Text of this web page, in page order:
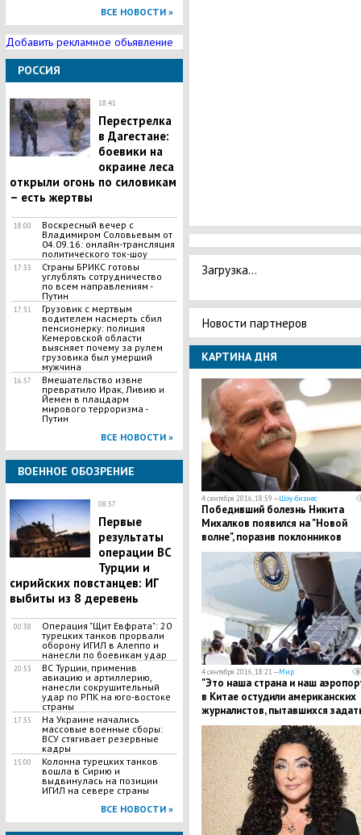
ВСЕ НОВОСТИ »
Добавить рекламное обьявление
РОССИЯ
18:41
Перестрелка
в Дагестане:
боевики на
окраине леса
открыли огонь по силовикам
– есть жертвы
18:00
Воскресный вечер с
Владимиром Соловьевым от
04.09.16: онлайн-трансляция
политического ток-шоу
17:33
Страны БРИКС готовы
углублять сотрудничество
по всем направлениям -
Путин
17:31
Грузовик с мертвым
водителем насмерть сбил
пенсионерку: полиция
Кемеровской области
выясняет почему за рулем
грузовика был умерший
мужчина
16:57
Вмешательство извне
превратило Ирак, Ливию и
Йемен в плацдарм
мирового терроризма -
Путин
ВСЕ НОВОСТИ »
ВОЕННОЕ ОБОЗРЕНИЕ
08:37
Первые
результаты
операции ВС
Турции и
сирийских повстанцев: ИГ
выбиты из 8 деревень
00:38
Операция "Щит Евфрата": 20
турецких танков прорвали
оборону ИГИЛ в Алеппо и
нанесли по боевикам удар
20:53
ВС Турции, применив
авиацию и артиллерию,
нанесли сокрушительный
удар по РПК на юго-востоке
страны
17:35
На Украине начались
массовые военные сборы:
ВСУ стягивает резервные
кадры
15:00
Колонна турецких танков
вошла в Сирию и
выдвинулась на позиции
ИГИЛ на севере страны
ВСЕ НОВОСТИ »
Загрузка...
Новости партнеров
КАРТИНА ДНЯ
4 сентября 2016, 18:59 —Шоу-бизнес
Победивший болезнь Никита
Михалков появился на "Новой
волне", поразив поклонников
прекрасным внешним видом
4 сентября 2016, 18:21 —Мир
"Это наша страна и наш
в Китае остудили американских
журналистов, пытавшихся
вопросы Обаме